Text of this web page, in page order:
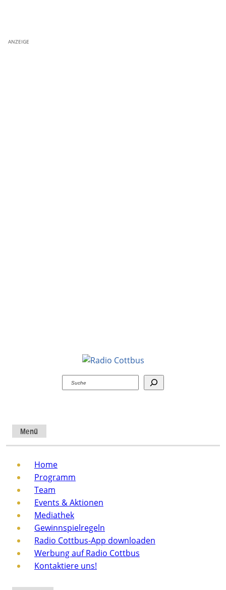
Suchen
Menü
Home
Programm
Team
Events & Aktionen
Mediathek
Gewinnspielregeln
Radio Cottbus-App downloaden
Werbung auf Radio Cottbus
Kontaktiere uns!